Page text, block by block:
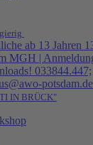
ab 13 Jahren
MGH |
033844.447;
IN BRÜCK"